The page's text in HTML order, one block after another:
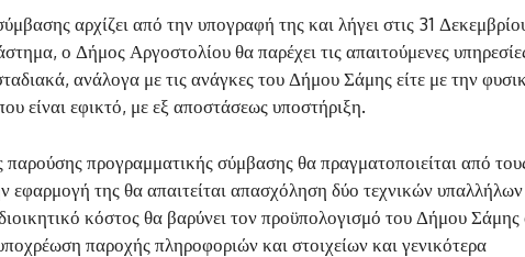
αρχίζει από την υπογραφή της και λήγει στις 31
ο Δήμος Αργοστολίου θα παρέχει τις απαιτούμενες
ανάλογα με τις ανάγκες του Δήμου Σάμης είτε με την
είναι εφικτό, με εξ αποστάσεως υποστήριξη.
προγραμματικής σύμβασης θα πραγματοποιείται από
εφαρμογή της θα απαιτείται απασχόληση δύο τεχνικών
κόστος θα βαρύνει τον προϋπολογισμό του Δήμου Σάμης
παροχής πληροφοριών και στοιχείων και γενικότερα